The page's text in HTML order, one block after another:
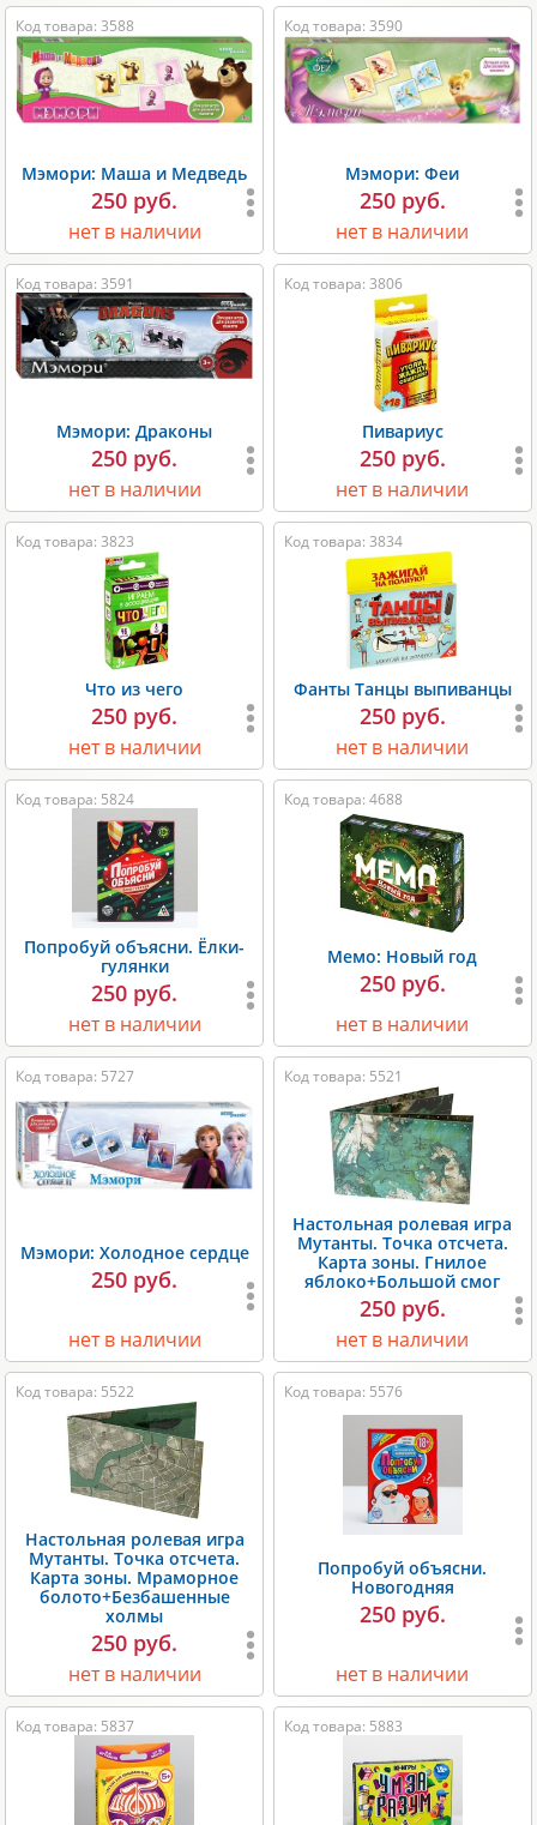
Код товара: 3588
Мэмори: Маша и Медведь
250 руб.
нет в наличии
Код товара: 3590
Мэмори: Феи
250 руб.
нет в наличии
Код товара: 3591
Мэмори: Драконы
250 руб.
нет в наличии
Код товара: 3806
Пивариус
250 руб.
нет в наличии
Код товара: 3823
Что из чего
250 руб.
нет в наличии
Код товара: 3834
Фанты Танцы выпиванцы
250 руб.
нет в наличии
Код товара: 5824
Попробуй объясни. Ёлки-
гулянки
250 руб.
нет в наличии
Код товара: 4688
Мемо: Новый год
250 руб.
нет в наличии
Код товара: 5727
Мэмори: Холодное сердце
250 руб.
нет в наличии
Код товара: 5521
Настольная ролевая игра
Мутанты. Точка отсчета.
Карта зоны. Гнилое
яблоко+Большой смог
250 руб.
нет в наличии
Код товара: 5522
Настольная ролевая игра
Мутанты. Точка отсчета.
Карта зоны. Мраморное
болото+Безбашенные
холмы
250 руб.
нет в наличии
Код товара: 5576
Попробуй объясни.
Новогодняя
250 руб.
нет в наличии
Код товара: 5837 Код товара: 5883